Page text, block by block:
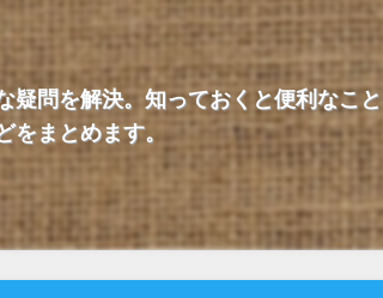
疑問を解決。知っておくと便利なこ
をまとめます。